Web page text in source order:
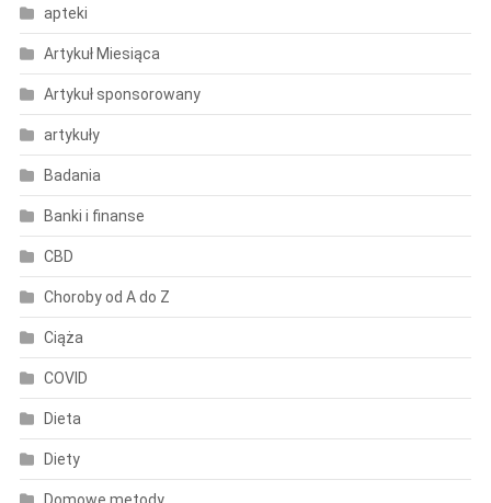
apteki
Artykuł Miesiąca
Artykuł sponsorowany
artykuły
Badania
Banki i finanse
CBD
Choroby od A do Z
Ciąża
COVID
Dieta
Diety